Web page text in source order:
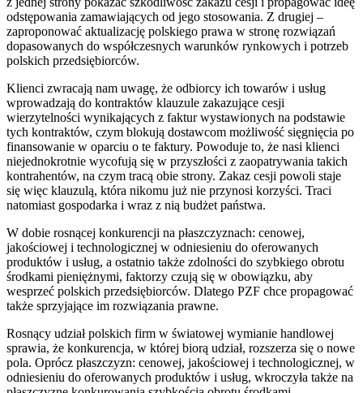
odstępowania zamawiających od jego stosowania. Z drugiej –
zaproponować aktualizację polskiego prawa w stronę rozwiązań
dopasowanych do współczesnych warunków rynkowych i potrzeb
polskich przedsiębiorców.
Klienci zwracają nam uwagę, że odbiorcy ich towarów i usług
wprowadzają do kontraktów klauzule zakazujące cesji
wierzytelności wynikających z faktur wystawionych na podstawie
tych kontraktów, czym blokują dostawcom możliwość sięgnięcia po
finansowanie w oparciu o te faktury. Powoduje to, że nasi klienci
niejednokrotnie wycofują się w przyszłości z zaopatrywania takich
kontrahentów, na czym tracą obie strony. Zakaz cesji powoli staje
się więc klauzulą, która nikomu już nie przynosi korzyści. Traci
natomiast gospodarka i wraz z nią budżet państwa.
W dobie rosnącej konkurencji na płaszczyznach: cenowej,
jakościowej i technologicznej w odniesieniu do oferowanych
produktów i usług, a ostatnio także zdolności do szybkiego obrotu
środkami pieniężnymi, faktorzy czują się w obowiązku, aby
wesprzeć polskich przedsiębiorców. Dlatego PZF chce propagować
także sprzyjające im rozwiązania prawne.
Rosnący udział polskich firm w światowej wymianie handlowej
sprawia, że konkurencja, w której biorą udział, rozszerza się o nowe
pola. Oprócz płaszczyzn: cenowej, jakościowej i technologicznej, w
odniesieniu do oferowanych produktów i usług, wkroczyła także na